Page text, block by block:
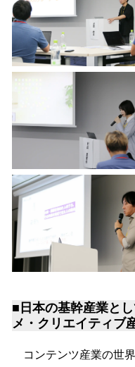
■日本の基幹産業と
メ・クリエイティブ
コンテンツ産業の世